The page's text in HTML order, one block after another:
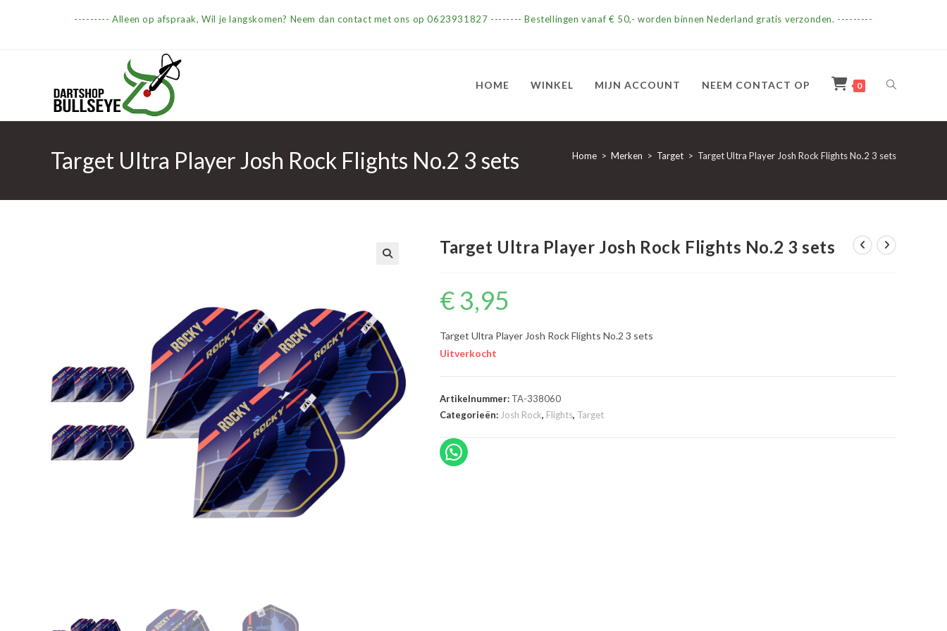
--------- Alleen op afspraak, Wil je langskomen? Neem dan contact met ons op 0623931827 -------- Bestellingen vanaf € 50,- worden binnen Nederland gratis verzonden. ---------
HOME WINKEL MIJN ACCOUNT NEEM CONTACT OP 0 TOGGLE
SITE
Target Ultra Player Josh Rock Flights No.2 3 sets Home > Merken > Target > Target Ultra Player Josh Rock Flights No.2 3 sets
Target Ultra Player Josh Rock Flights No.2 3 sets
€3,95
Target Ultra Player Josh Rock Flights No.2 3 sets
Uitverkocht
Artikelnummer: TA-338060
Categorieën: Josh Rock, Flights, Target